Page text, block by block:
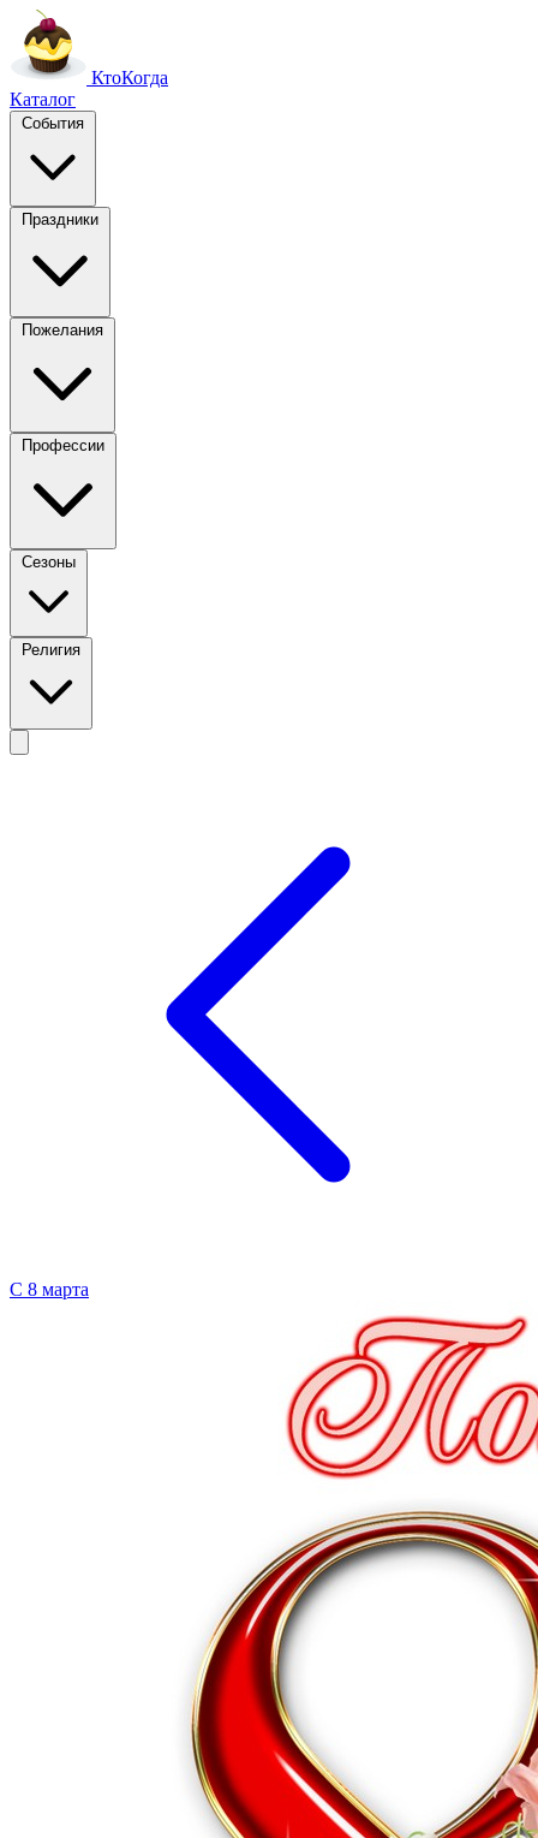
КтоКогда
Каталог
События
Праздники
Пожелания
Профессии
Сезоны
Религия
С 8 марта